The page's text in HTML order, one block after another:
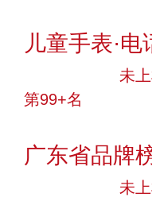
儿童手表·
未
第99+名
广东省品牌
未